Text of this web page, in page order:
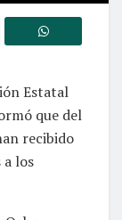
Estatal
que del
recibido
los